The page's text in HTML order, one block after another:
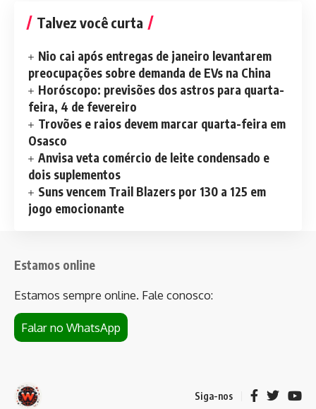
Talvez você curta
Nio cai após entregas de janeiro levantarem
preocupações sobre demanda de EVs na China
Horóscopo: previsões dos astros para quarta-
feira, 4 de fevereiro
Trovões e raios devem marcar quarta-feira em
Osasco
Anvisa veta comércio de leite condensado e
dois suplementos
Suns vencem Trail Blazers por 130 a 125 em
jogo emocionante
Estamos online
Estamos sempre online. Fale conosco:
Falar no WhatsApp
Siga-nos